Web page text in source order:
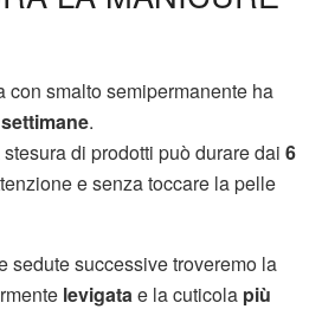
con smalto semipermanente ha
.
di prodotti può durare dai 6
e senza toccare la pelle
sedute successive troveremo la
levigata e la cuticola più